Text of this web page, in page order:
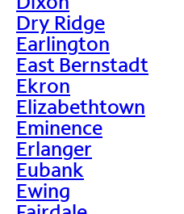
Dry Ridge
Earlington
East Bernstadt
Ekron
Elizabethtown
Eminence
Erlanger
Eubank
Ewing